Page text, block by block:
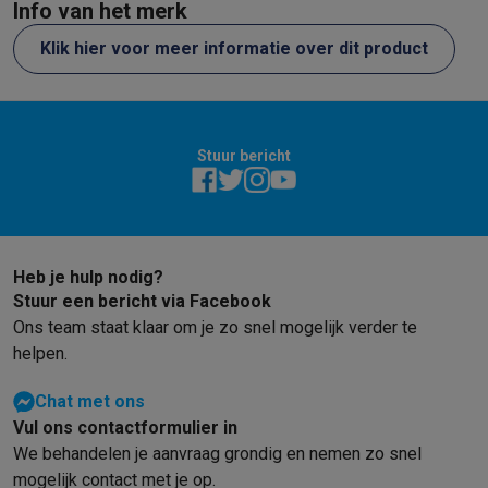
Refurbished smartphonesRefurbished tabletsRefurbished
Huishouden
Kleine keukentoestellen
Grote keukentoestellen
Vaatwassers met ecocheques Koelkasten met ecocheques
Airco's met ecocheques
TV & audio
TV met ecochequesBluetooth speakers met ecocheques
Multimedia & telefonie
Smartphones met ecocheques
Elektrische steps met ecocheques
Eco initiatieven
ImpactEnergie besparenRecycleer je oud elektro
Info & acties
Info van het merk
Klik hier voor meer informatie over dit product
Stuur bericht
Heb je hulp nodig?
Stuur een bericht via Facebook
Ons team staat klaar om je zo snel mogelijk verder te
helpen.
Chat met ons
Vul ons contactformulier in
We behandelen je aanvraag grondig en nemen zo snel
mogelijk contact met je op.